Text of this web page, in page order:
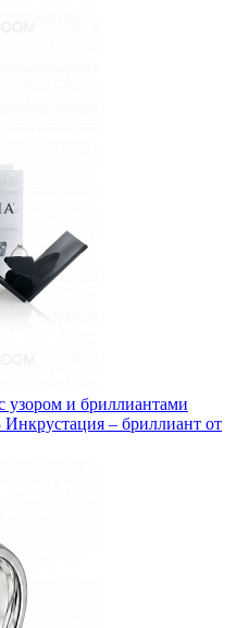
узором и бриллиантами
Инкрустация – бриллиант от